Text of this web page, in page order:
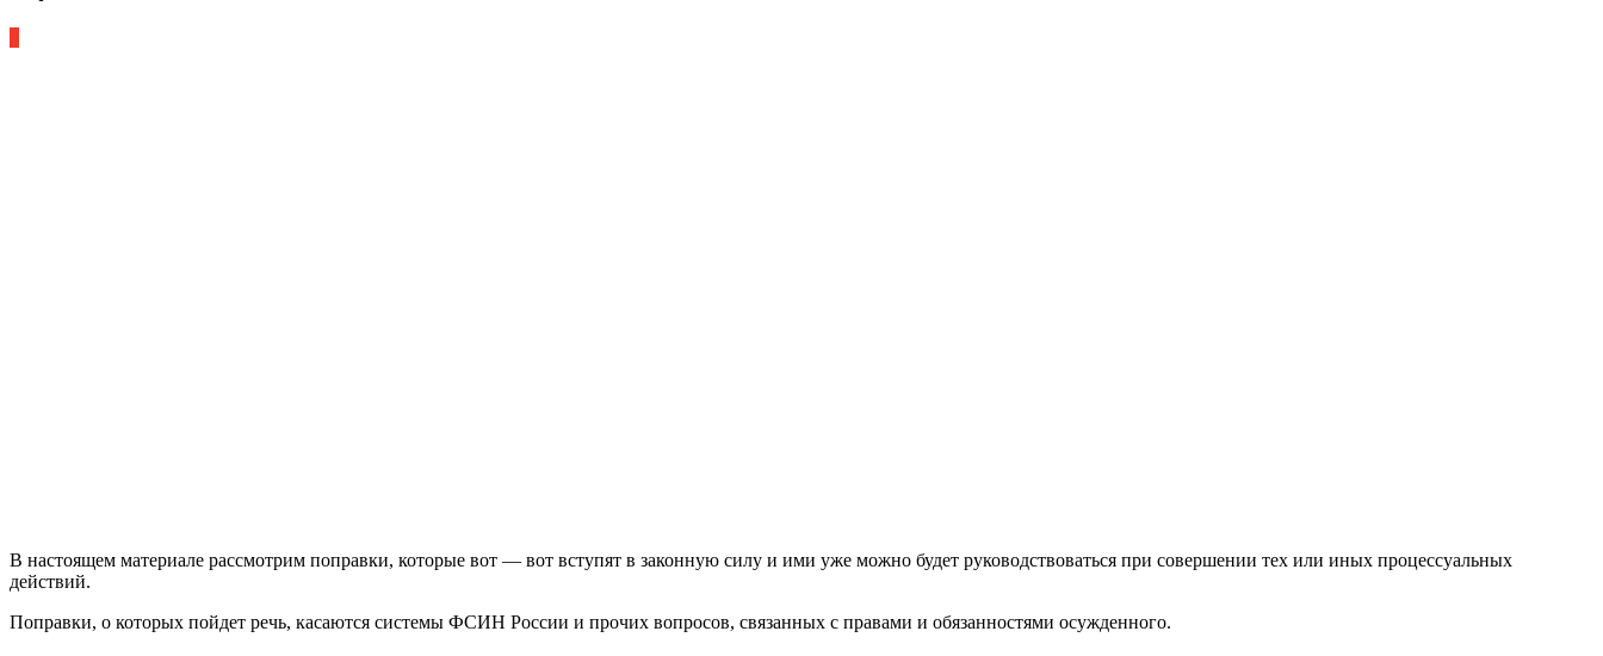
В настоящем материале рассмотрим поправки, которые вот — вот вступят в законную силу и ими уже можно будет руководствоваться при совершении тех или иных процессуальных
действий.
Поправки, о которых пойдет речь, касаются системы ФСИН России и прочих вопросов, связанных с правами и обязанностями осужденного.